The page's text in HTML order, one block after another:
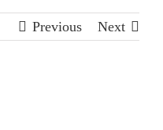
Previous Next